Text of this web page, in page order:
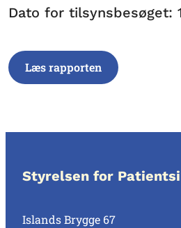
Dato for tilsynsbesøget:
Læs rapporten
Styrelsen for
Islands Brygge 67